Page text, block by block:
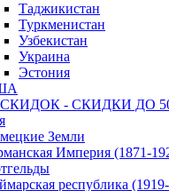
Таджикистан
Туркменистан
Узбекистан
Украина
Эстония
- СКИДКИ ДО
Земли
Империя (1871-
республика